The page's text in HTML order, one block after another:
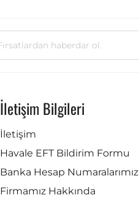
İletişim Bilgileri
İletişim
Havale EFT Bildirim Formu
Banka Hesap Numaralarımız
Firmamız Hakkında